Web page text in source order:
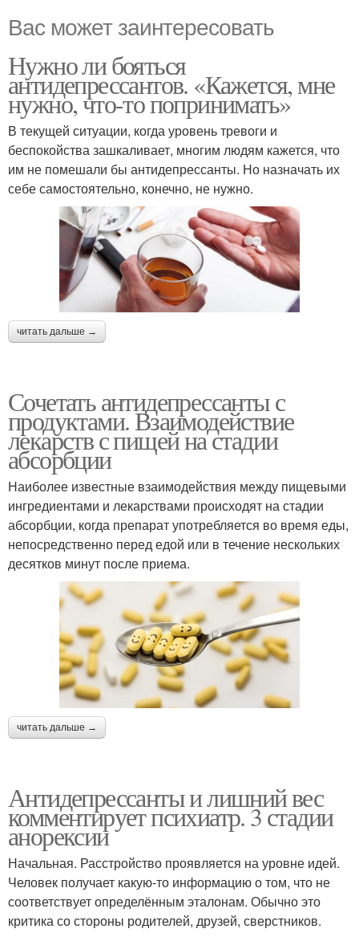
Вас может заинтересовать
Нужно ли бояться
антидепрессантов. «Кажется, мне
нужно, что-то попринимать»
В текущей ситуации, когда уровень тревоги и
беспокойства зашкаливает, многим людям кажется, что
им не помешали бы антидепрессанты. Но назначать их
себе самостоятельно, конечно, не нужно.
читать дальше →
Сочетать антидепрессанты с
продуктами. Взаимодействие
лекарств с пищей на стадии
абсорбции
Наиболее известные взаимодействия между пищевыми
ингредиентами и лекарствами происходят на стадии
абсорбции, когда препарат употребляется во время еды,
непосредственно перед едой или в течение нескольких
десятков минут после приема.
читать дальше →
Антидепрессанты и лишний вес
комментирует психиатр. 3 стадии
анорексии
Начальная. Расстройство проявляется на уровне идей.
Человек получает какую-то информацию о том, что не
соответствует определённым эталонам. Обычно это
критика со стороны родителей, друзей, сверстников.